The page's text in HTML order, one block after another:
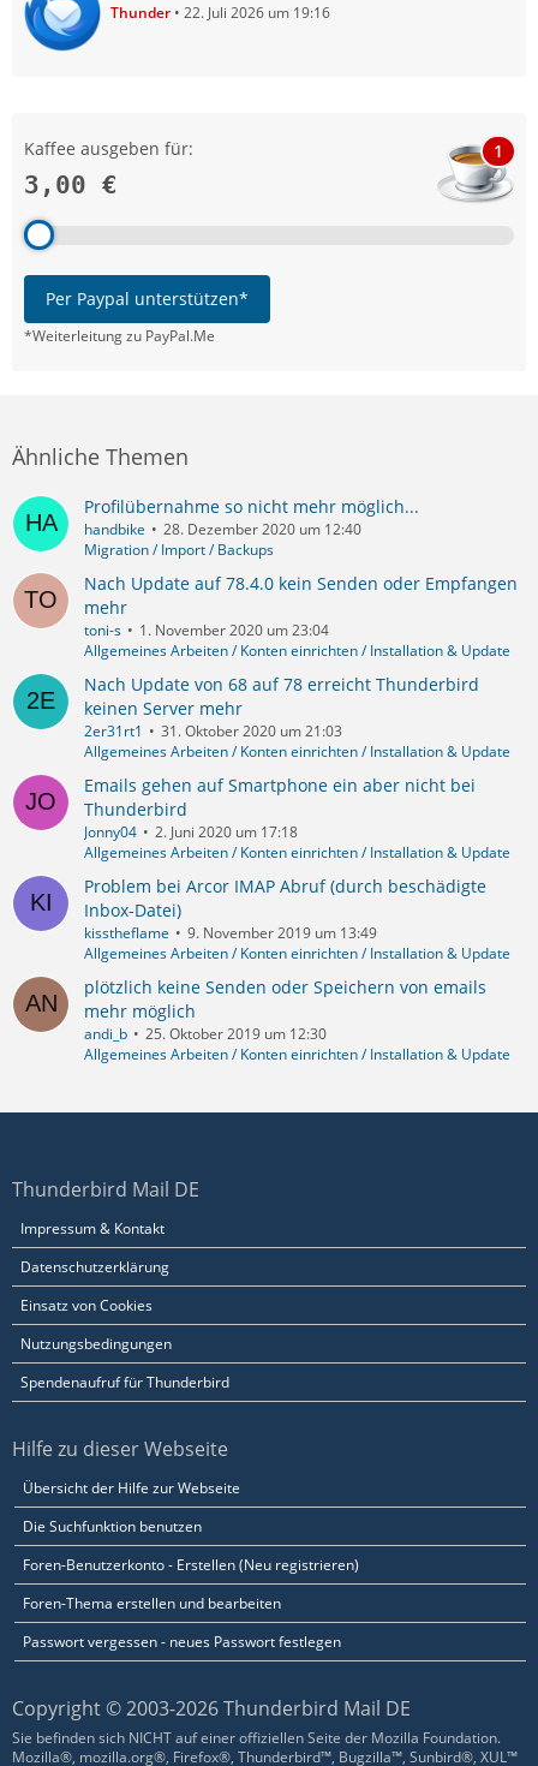
Thunder 22. Juli 2026 um 19:16
Kaffee ausgeben für:
3,00 €
1
Per Paypal unterstützen*
*Weiterleitung zu PayPal.Me
Ähnliche Themen
Profilübernahme so nicht mehr möglich...
handbike
28. Dezember 2020 um 12:40
Migration / Import / Backups
Nach Update auf 78.4.0 kein Senden oder Empfangen
mehr
toni-s
1. November 2020 um 23:04
Allgemeines Arbeiten / Konten einrichten / Installation & Update
Nach Update von 68 auf 78 erreicht Thunderbird
keinen Server mehr
2er31rt1
31. Oktober 2020 um 21:03
Allgemeines Arbeiten / Konten einrichten / Installation & Update
Emails gehen auf Smartphone ein aber nicht bei
Thunderbird
Jonny04
2. Juni 2020 um 17:18
Allgemeines Arbeiten / Konten einrichten / Installation & Update
Problem bei Arcor IMAP Abruf (durch beschädigte
Inbox-Datei)
kisstheflame
9. November 2019 um 13:49
Allgemeines Arbeiten / Konten einrichten / Installation & Update
plötzlich keine Senden oder Speichern von emails
mehr möglich
andi_b
25. Oktober 2019 um 12:30
Allgemeines Arbeiten / Konten einrichten / Installation & Update
Thunderbird Mail DE
Impressum & Kontakt
Datenschutzerklärung
Einsatz von Cookies
Nutzungsbedingungen
Spendenaufruf für Thunderbird
Hilfe zu dieser Webseite
Übersicht der Hilfe zur Webseite
Die Suchfunktion benutzen
Foren-Benutzerkonto - Erstellen (Neu registrieren)
Foren-Thema erstellen und bearbeiten
Passwort vergessen - neues Passwort festlegen
Copyright © 2003-2026 Thunderbird Mail DE
Sie befinden sich NICHT auf einer offiziellen Seite der Mozilla Foundation.
Mozilla®, mozilla.org®, Firefox®, Thunderbird™, Bugzilla™, Sunbird®, XUL™